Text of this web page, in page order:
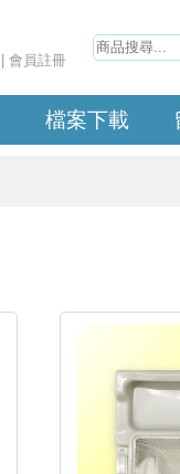
|會員註冊
檔案下載